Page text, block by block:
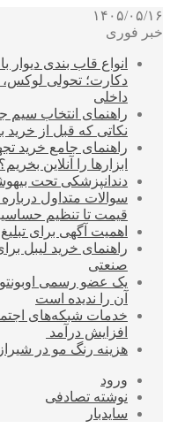
۱۴۰۵/۰۵/۱۶
خبر فوری
انواع قاب بندی
دکارت؛ تحولی
داخلی
راهنمای انتخاب سیم
نکاتی که قبل از خرید
راهنمای جامع خرید
ابزارها را آنلاین بخریم؟
دندانپزشکی تحت
سوالات متداول
قیمت تا تنظیم
اهمیت آگهی برای
راهنمای خرید لیبل
صنعتی
یک عضو رسمی
آن را ندیده است
افزایش درآمد
هزینه رنگ مو در
ورود
نوشته تصادفی
سایدبار